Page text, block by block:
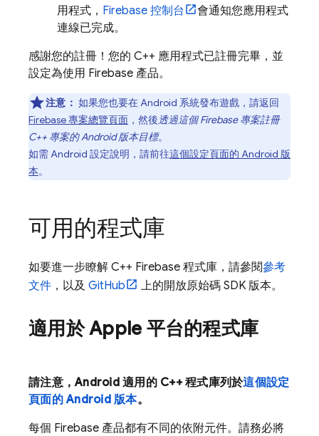
用程式， Firebase 控制台
會通知您應用程式
連線已完成。
感謝您的註冊！您的 C++ 應用程式已註冊完畢，並
設定為使用 Firebase 產品。
注意： 如果您也要在 Android 系統發布遊戲，請返回
Firebase 專案總覽頁面 ，然後透過這個 Firebase 專案註冊
C++ 專案的 Android 版本目標。
如需 Android 設定說明，請前往這個設定頁面的 Android 版
本。
可用的程式庫
如要進一步瞭解 C++ Firebase 程式庫，請參閱參考
文件 ，以及 GitHub 上的開放原始碼 SDK 版本。
適用於 Apple 平台的程式庫
請注意，Android 適用的 C++ 程式庫列於這個設定
頁面的 Android 版本。
每個 Firebase 產品都有不同的依附元件。請務必將